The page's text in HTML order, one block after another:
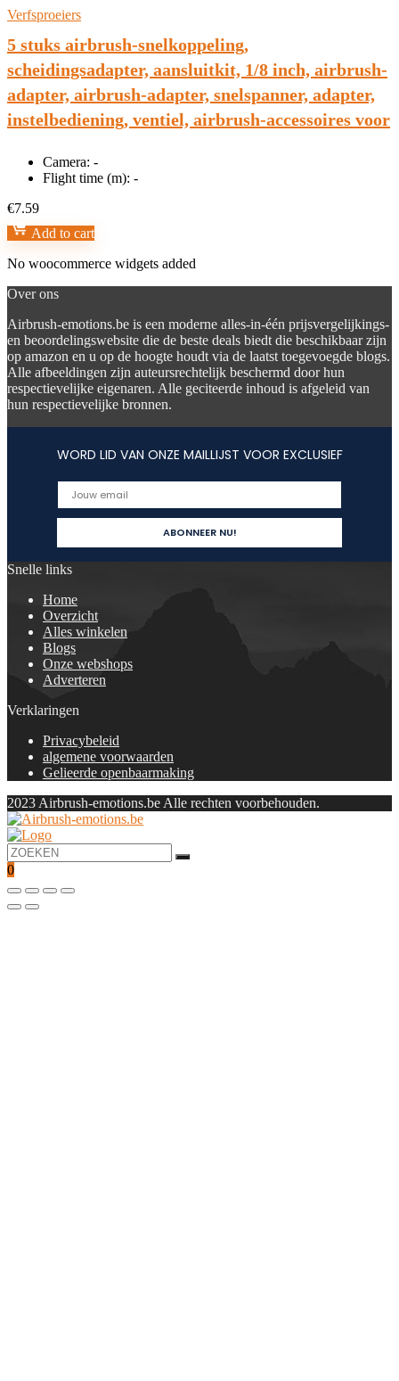
Verfsproeiers
5 stuks airbrush-snelkoppeling,
scheidingsadapter, aansluitkit, 1/8 inch, airbrush-
adapter, airbrush-adapter, snelspanner, adapter,
instelbediening, ventiel, airbrush-accessoires voor
Camera: -
Flight time (m): -
€7.59
Add to cart
No woocommerce widgets added
Over ons
Airbrush-emotions.be is een moderne alles-in-één prijsvergelijkings-
en beoordelingswebsite die de beste deals biedt die beschikbaar zijn
op amazon en u op de hoogte houdt via de laatst toegevoegde blogs.
Alle afbeeldingen zijn auteursrechtelijk beschermd door hun
respectievelijke eigenaren. Alle geciteerde inhoud is afgeleid van
hun respectievelijke bronnen.
WORD LID VAN ONZE MAILLIJST VOOR EXCLUSIEF
Snelle links
Home
Overzicht
Alles winkelen
Blogs
Onze webshops
Adverteren
Verklaringen
Privacybeleid
algemene voorwaarden
Gelieerde openbaarmaking
2023 Airbrush-emotions.be Alle rechten voorbehouden.
0